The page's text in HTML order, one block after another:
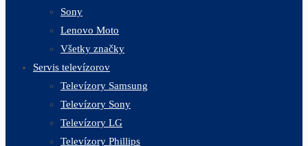
Sony
Lenovo Moto
Všetky značky
Servis televízorov
Televízory Samsung
Televízory Sony
Televízory LG
Televízory Phillips